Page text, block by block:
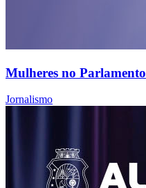
Mulheres no Parlamento
Jornalismo